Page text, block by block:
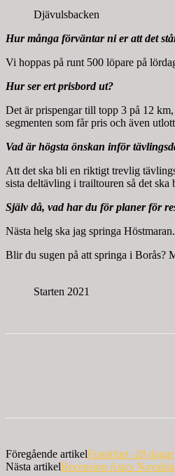
Djävulsbacken
Hur många förväntar ni er att det
Vi hoppas på runt 500 löpare på
Hur ser ert prisbord ut?
Det är prispengar till topp 3 på 12
segmenten som får pris och även
Vad är högsta önskan inför
Att det ska bli en riktigt trevlig
sista deltävling i trailtouren så det ska
Själv då, vad har du för planer för
Nästa helg ska jag springa
Blir du sugen på att springa i Borås?
Starten 2021
Föregående artikelFrankfurt -28 dagar
Nästa artikelRecension Asics